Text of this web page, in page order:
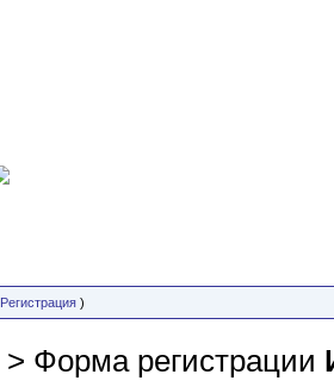
Регистрация )
> Форма регистрации